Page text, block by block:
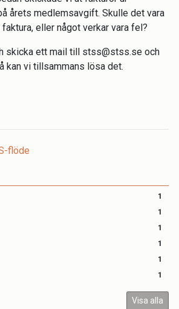
flöde
1
1
1
1
1
1
Visa alla
årets medlemsavgift. Skulle det vara
eller något verkar vara fel?
skicka ett mail till stss@stss.se och
kan vi tillsammans lösa det.